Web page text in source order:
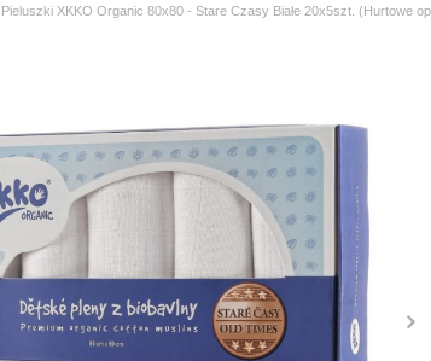
Pieluszki XKKO Organic 80x80 - Stare Czasy Białe 20x5szt. (Hurtowe